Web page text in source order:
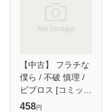
【中古】 フラチな
僕ら / 不破 慎理 /
ビブロス [コミッ
ク]【メール便送料
458円